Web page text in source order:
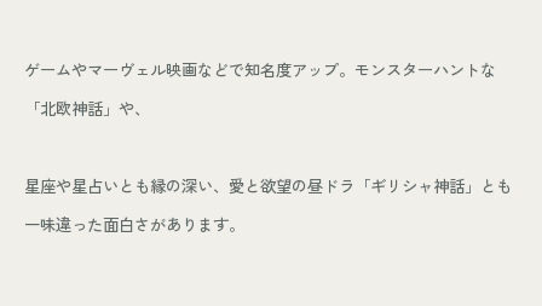
ゲームやマーヴェル映画などで知名度アップ。モンスターハントな
「北欧神話」や、
星座や星占いとも縁の深い、愛と欲望の昼ドラ「ギリシャ神話」とも
一味違った面白さがあります。